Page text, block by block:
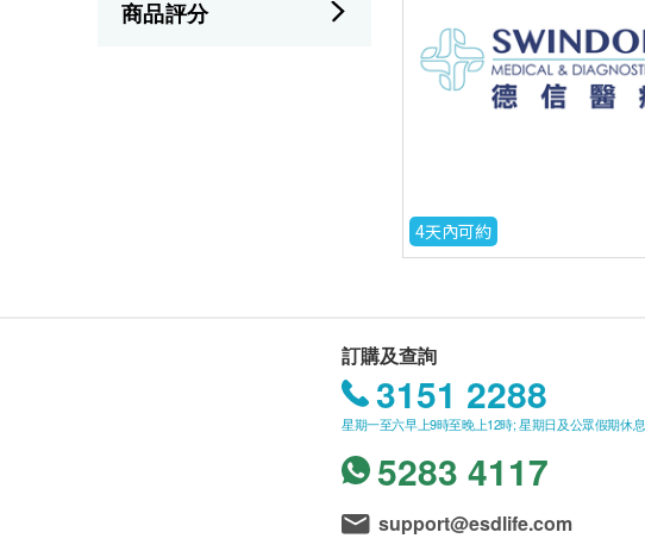
商品評分
4天內可約
訂購及查詢
3151 2288
星期一至六早上9時至晚上12時; 星期日及公眾假期休息
5283 4117
support@esdlife.com